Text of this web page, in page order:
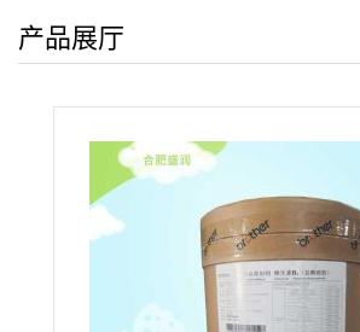
产品展厅